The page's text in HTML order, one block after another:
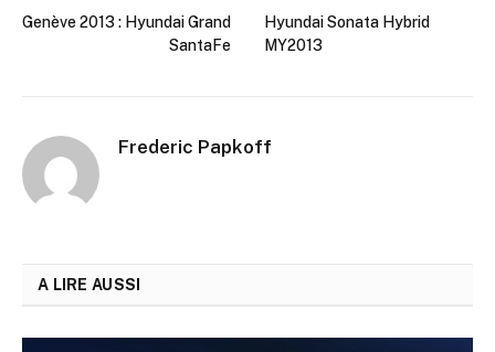
Genève 2013 : Hyundai Grand
SantaFe
Hyundai Sonata Hybrid
MY2013
Frederic Papkoff
A LIRE AUSSI